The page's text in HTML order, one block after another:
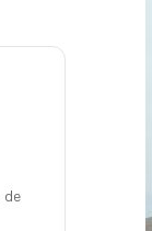
de